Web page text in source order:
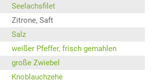
Seelachsfilet
Zitrone, Saft
Salz
weißer Pfeffer, frisch gemahlen
große Zwiebel
Knoblauchzehe